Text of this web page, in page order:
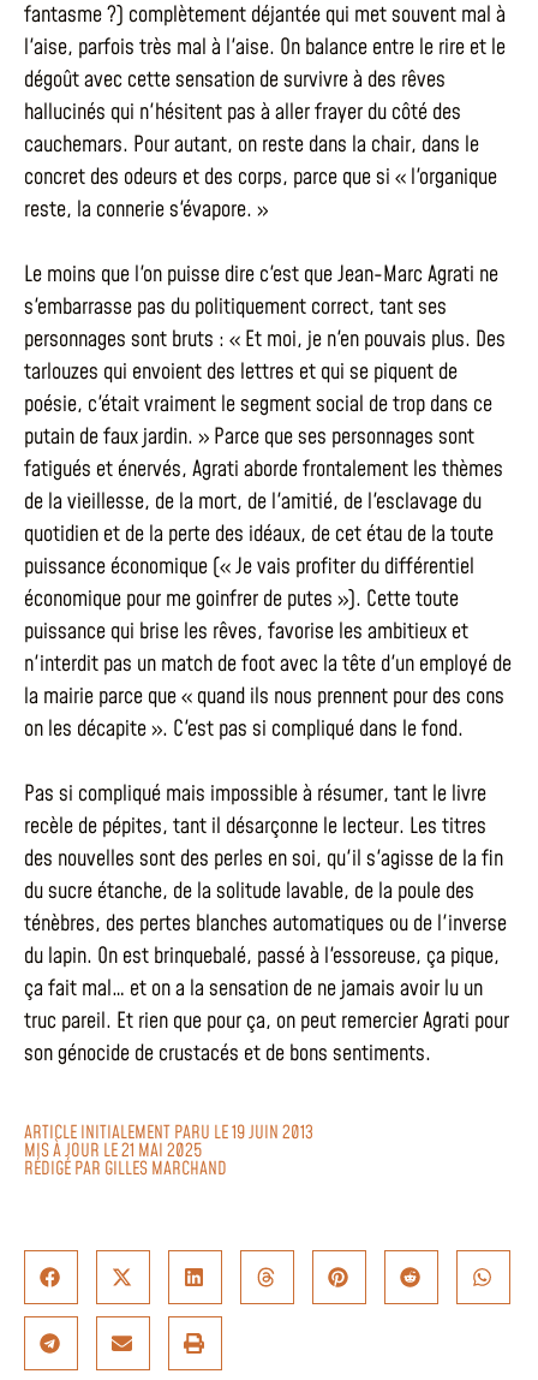
fantasme ?) complètement déjantée qui met souvent mal à
l'aise, parfois très mal à l'aise. On balance entre le rire et le
dégoût avec cette sensation de survivre à des rêves
hallucinés qui n'hésitent pas à aller frayer du côté des
cauchemars. Pour autant, on reste dans la chair, dans le
concret des odeurs et des corps, parce que si « l'organique
reste, la connerie s'évapore. »
Le moins que l'on puisse dire c'est que Jean-Marc Agrati ne
s'embarrasse pas du politiquement correct, tant ses
personnages sont bruts : « Et moi, je n'en pouvais plus. Des
tarlouzes qui envoient des lettres et qui se piquent de
poésie, c'était vraiment le segment social de trop dans ce
putain de faux jardin. » Parce que ses personnages sont
fatigués et énervés, Agrati aborde frontalement les thèmes
de la vieillesse, de la mort, de l'amitié, de l'esclavage du
quotidien et de la perte des idéaux, de cet étau de la toute
puissance économique (« Je vais profiter du différentiel
économique pour me goinfrer de putes »). Cette toute
puissance qui brise les rêves, favorise les ambitieux et
n'interdit pas un match de foot avec la tête d'un employé de
la mairie parce que « quand ils nous prennent pour des cons
on les décapite ». C'est pas si compliqué dans le fond.
Pas si compliqué mais impossible à résumer, tant le livre
recèle de pépites, tant il désarçonne le lecteur. Les titres
des nouvelles sont des perles en soi, qu'il s'agisse de la fin
du sucre étanche, de la solitude lavable, de la poule des
ténèbres, des pertes blanches automatiques ou de l'inverse
du lapin. On est brinquebalé, passé à l'essoreuse, ça pique,
ça fait mal… et on a la sensation de ne jamais avoir lu un
truc pareil. Et rien que pour ça, on peut remercier Agrati pour
son génocide de crustacés et de bons sentiments.
ARTICLE INITIALEMENT PARU LE 19 JUIN 2013
MIS À JOUR LE 21 MAI 2025
RÉDIGÉ PAR GILLES MARCHAND